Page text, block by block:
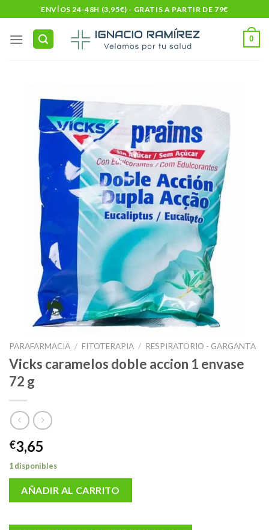
to
content
ENVÍOS 24-48H (3,95€) - GRATIS A PARTIR DE 79€
0
PARAFARMACIA / FITOTERAPIA / RESPIRATORIO - GARGANTA
Vicks caramelos doble accion 1 envase
72 g
€3,65
1 disponibles
AÑADIR AL CARRITO